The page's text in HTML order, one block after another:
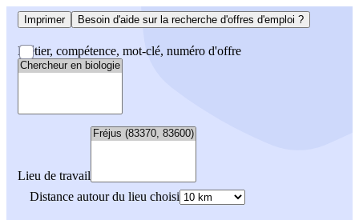
Imprimer Besoin d'aide sur la recherche d'offres d'emploi ?
Métier, compétence, mot-clé, numéro d'offre
Lieu de travail
Distance autour du lieu choisi